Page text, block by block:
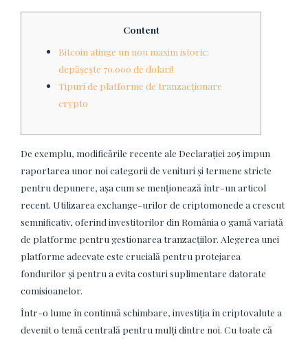
Content
Bitcoin atinge un nou maxim istoric:
depășește 70.000 de dolari!
Tipuri de platforme de tranzacționare
crypto
De exemplu, modificările recente ale Declarației 205 impun
raportarea unor noi categorii de venituri și termene stricte
pentru depunere, așa cum se menționează într-un articol
recent. Utilizarea exchange-urilor de criptomonede a crescut
semnificativ, oferind investitorilor din România o gamă variată
de platforme pentru gestionarea tranzacțiilor. Alegerea unei
platforme adecvate este crucială pentru protejarea
fondurilor și pentru a evita costuri suplimentare datorate
comisioanelor.
Într-o lume în continuă schimbare, investiția în criptovalute a
devenit o temă centrală pentru mulți dintre noi. Cu toate că